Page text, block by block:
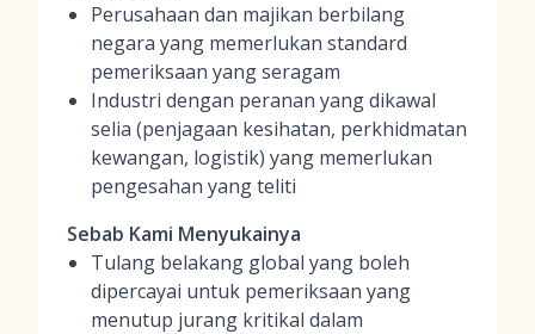
Perusahaan dan majikan berbilang
negara yang memerlukan standard
pemeriksaan yang seragam
Industri dengan peranan yang dikawal
selia (penjagaan kesihatan, perkhidmatan
kewangan, logistik) yang memerlukan
pengesahan yang teliti
Sebab Kami Menyukainya
Tulang belakang global yang boleh
dipercayai untuk pemeriksaan yang
menutup jurang kritikal dalam